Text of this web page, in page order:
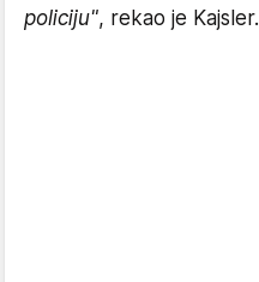
policiju", rekao je Kajsler.